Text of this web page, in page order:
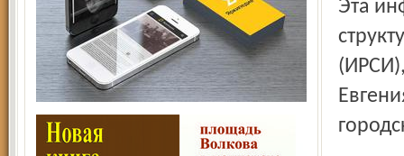
Эта информация прозвучала при обсуждении новой